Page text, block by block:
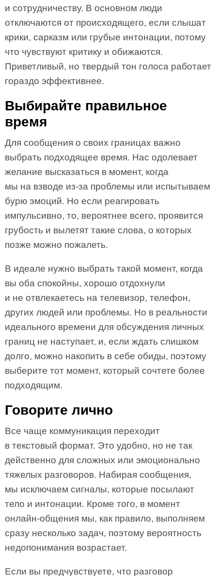
и сотрудничеству. В основном люди
отключаются от происходящего, если слышат
крики, сарказм или грубые интонации, потому
что чувствуют критику и обижаются.
Приветливый, но твердый тон голоса работает
гораздо эффективнее.
Выбирайте правильное
время
Для сообщения о своих границах важно
выбрать подходящее время. Нас одолевает
желание высказаться в момент, когда
мы на взводе из-за проблемы или испытываем
бурю эмоций. Но если реагировать
импульсивно, то, вероятнее всего, проявится
грубость и вылетят такие слова, о которых
позже можно пожалеть.
В идеале нужно выбрать такой момент, когда
вы оба спокойны, хорошо отдохнули
и не отвлекаетесь на телевизор, телефон,
других людей или проблемы. Но в реальности
идеального времени для обсуждения личных
границ не наступает, и, если ждать слишком
долго, можно накопить в себе обиды, поэтому
выберите тот момент, который сочтете более
подходящим.
Говорите лично
Все чаще коммуникация переходит
в текстовый формат. Это удобно, но не так
действенно для сложных или эмоционально
тяжелых разговоров. Набирая сообщения,
мы исключаем сигналы, которые посылают
тело и интонации. Кроме того, в момент
онлайн-общения мы, как правило, выполняем
сразу несколько задач, поэтому вероятность
недопонимания возрастает.
Если вы предчувствуете, что разговор